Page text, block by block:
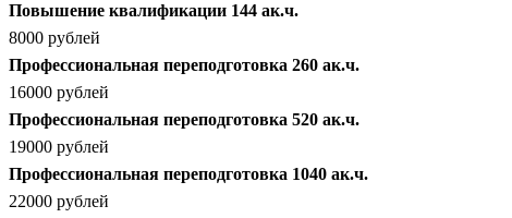
Повышение квалификации 144 ак.ч.
8000 рублей
Профессиональная переподготовка 260 ак.ч.
16000 рублей
Профессиональная переподготовка 520 ак.ч.
19000 рублей
Профессиональная переподготовка 1040 ак.ч.
22000 рублей